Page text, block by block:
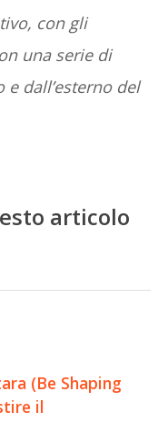
con gli
una serie di
dall’esterno del
articolo
(Be Shaping
il